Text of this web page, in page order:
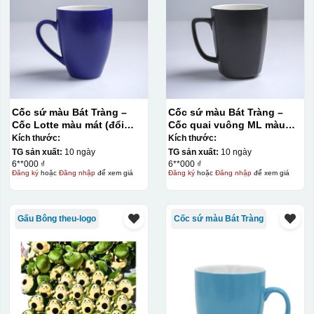
Cốc sứ màu Bát Tràng –
Cốc Lotte màu mát (đổi
quai)
Kích thước:
TG sản xuất: 10 ngày
6**000 ₫
Đăng kýhoặc Đăng nhậpđể xem giá
Cốc sứ màu Bát Tràng –
Cốc quai vuông ML màu
mát
Kích thước:
TG sản xuất: 10 ngày
6**000 ₫
Đăng kýhoặc Đăng nhậpđể xem giá
Gấu Bông theu-logo Cốc sứ màu Bát Tràng